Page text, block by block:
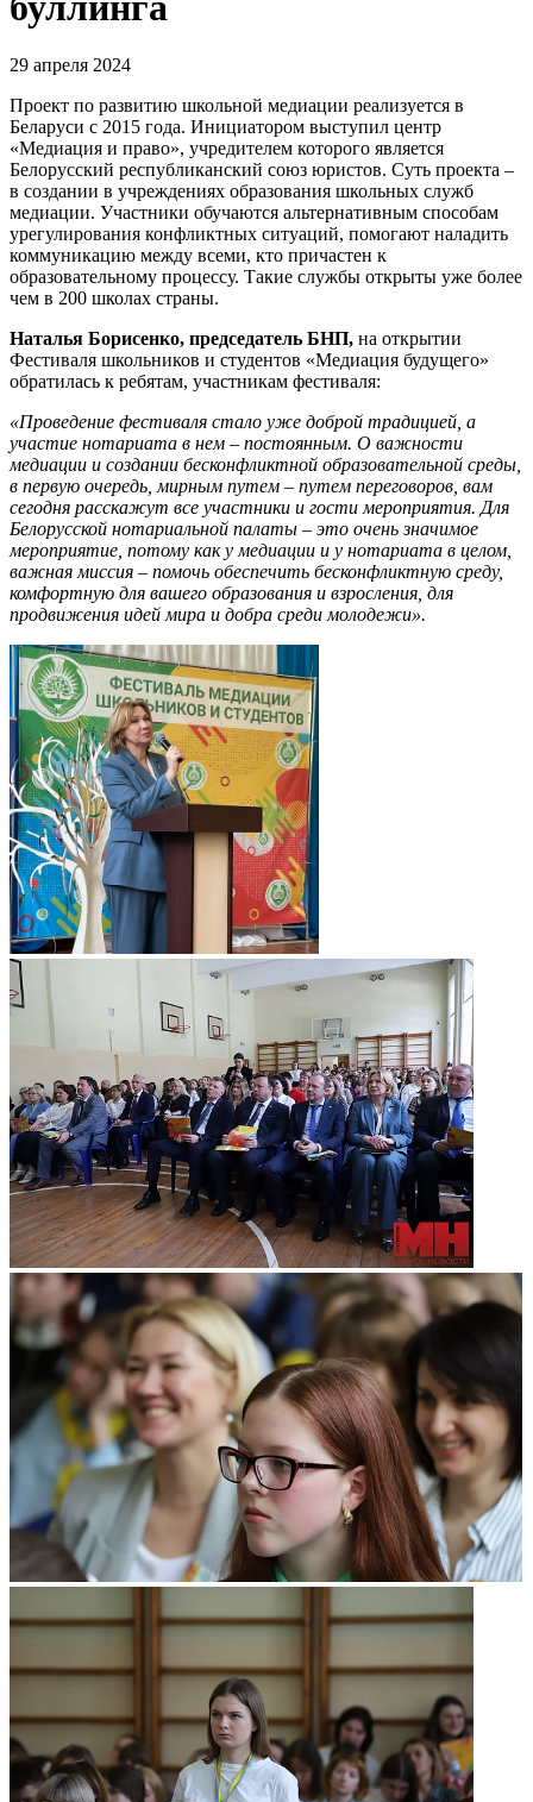
29 апреля 2024
Проект по развитию школьной медиации реализуется в
Беларуси с 2015 года. Инициатором выступил центр
«Медиация и право», учредителем которого является
Белорусский республиканский союз юристов. Суть проекта –
в создании в учреждениях образования школьных служб
медиации. Участники обучаются альтернативным способам
урегулирования конфликтных ситуаций, помогают наладить
коммуникацию между всеми, кто причастен к
образовательному процессу. Такие службы открыты уже более
чем в 200 школах страны.
Наталья Борисенко, председатель БНП, на открытии
Фестиваля школьников и студентов «Медиация будущего»
обратилась к ребятам, участникам фестиваля:
«Проведение фестиваля стало уже доброй традицией, а
участие нотариата в нем – постоянным. О важности
медиации и создании бесконфликтной образовательной среды,
в первую очередь, мирным путем – путем переговоров, вам
сегодня расскажут все участники и гости мероприятия. Для
Белорусской нотариальной палаты – это очень значимое
мероприятие, потому как у медиации и у нотариата в целом,
важная миссия – помочь обеспечить бесконфликтную среду,
комфортную для вашего образования и взросления, для
продвижения идей мира и добра среди молодежи».